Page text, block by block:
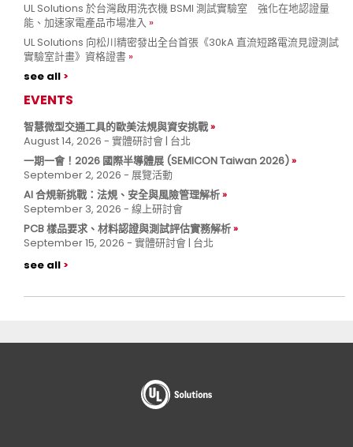
UL Solutions 於台灣啟用洗衣機 BSMI 測試實驗室 強化在地認證量
能、加速家電產品市場准入
UL Solutions 向松川精密發出全台首張《30kA 直流短路電流見證測試
實驗室計畫》資格證書
see all
EVENTS
智慧微型交通工具的歐美法規與資安挑戰
August 14, 2026 - 實體研討會 | 台北
一期一會！2026 國際半導體展 (SEMICON Taiwan 2026)
September 2, 2026 - 展覽活動
AI 合規新挑戰：法規、安全與風險管理解析
September 3, 2026 - 線上研討會
PCB 樣品要求、材料認證與測試評估實務解析
September 15, 2026 - 實體研討會 | 台北
see all